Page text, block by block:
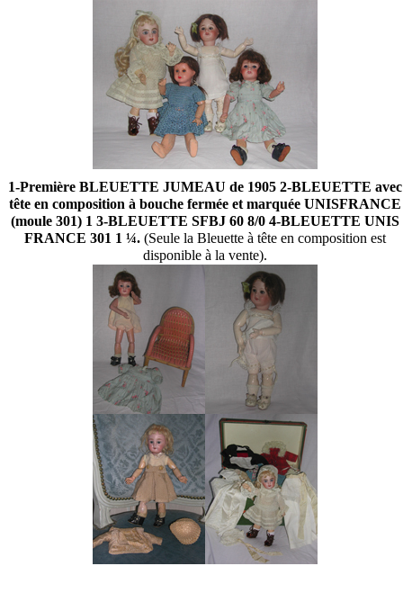
1-Première BLEUETTE JUMEAU de 1905 2-BLEUETTE avec
tête en composition à bouche fermée et marquée UNISFRANCE
(moule 301) 1 3-BLEUETTE SFBJ 60 8/0 4-BLEUETTE UNIS
FRANCE 301 1 ¼. (Seule la Bleuette à tête en composition est
disponible à la vente).